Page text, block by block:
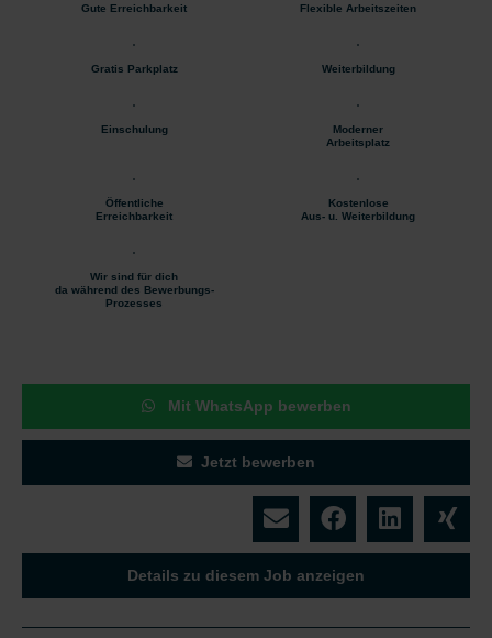
Gute Erreichbarkeit Flexible Arbeitszeiten
Gratis Parkplatz Weiterbildung
Einschulung
Moderner
Arbeitsplatz
Öffentliche
Erreichbarkeit
Kostenlose
Aus- u. Weiterbildung
Wir sind für dich
da während des Bewerbungs-
Prozesses
Mit WhatsApp bewerben
Jetzt bewerben
Details zu diesem Job anzeigen